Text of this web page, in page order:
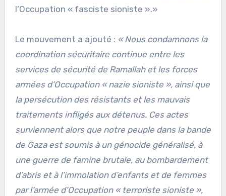
l’Occupation « fasciste sioniste ».»
Le mouvement a ajouté : « Nous condamnons la
coordination sécuritaire continue entre les
services de sécurité de Ramallah et les forces
armées d’Occupation « nazie sioniste », ainsi que
la persécution des résistants et les mauvais
traitements infligés aux détenus. Ces actes
surviennent alors que notre peuple dans la bande
de Gaza est soumis à un génocide généralisé, à
une guerre de famine brutale, au bombardement
d’abris et à l’immolation d’enfants et de femmes
par l’armée d’Occupation « terroriste sioniste »,